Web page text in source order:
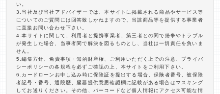
い。
3.当社及び当社アドバイザーでは、本サイトに掲載される商品やサービス等
についてのご質問には回答致しかねますので、当該商品等を提供する事業者
に直接お問い合わせ下さい。
4.本サイトに関して、利用者と提携事業者、第三者との間で紛争やトラブル
が発生した場合、当事者間で解決を図るものとし、当社は一切責任を負いま
せん。
5.編集方針、免責事項・知的財産権、ご利用いただく上での注意、プライバ
シーポリシーの各規程を必ずご確認の上、本サイトをご利用下さい。
6.カードローンお申し込み時に保険証を提出する場合、保険者番号、被保険
者記号・番号、通院歴、臓器提供意思確認欄に記載がある場合はマスキング
してお送りください。その他、バーコードなど個人情報にアクセス可能な情